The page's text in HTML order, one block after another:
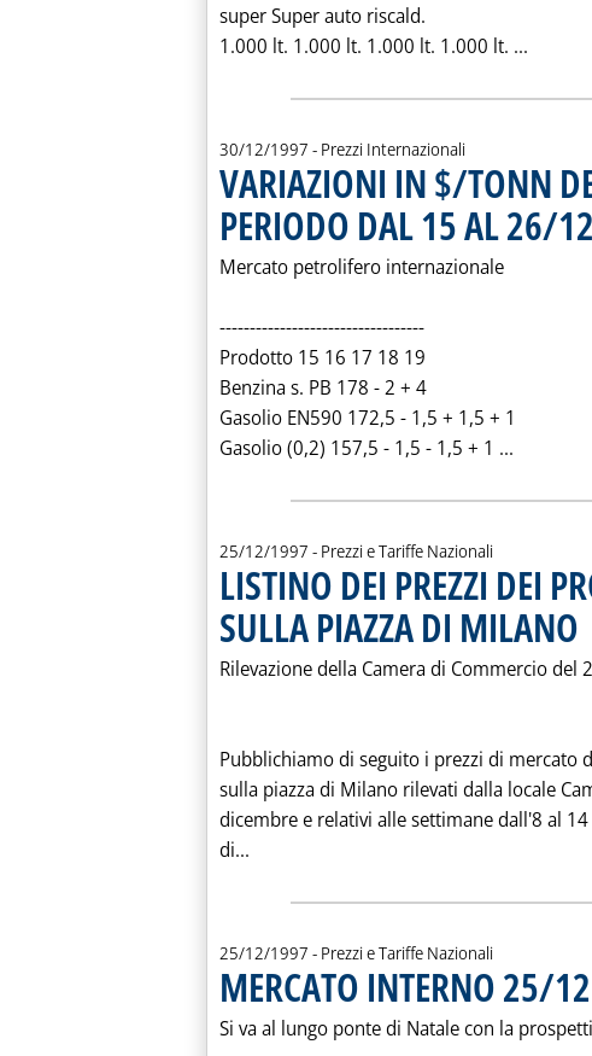
super Super auto riscald.
1.000 lt. 1.000 lt. 1.000 lt. 1.000 lt. ... Leggi
30/12/1997 - Prezzi Internazionali
VARIAZIONI IN $/TONN
PERIODO DAL 15 AL 26/12
Mercato petrolifero internazionale
----------------------------------
Prodotto 15 16 17 18 19
Benzina s. PB 178 - 2 + 4
Gasolio EN590 172,5 - 1,5 + 1,5 + 1
Gasolio (0,2) 157,5 - 1,5 - 1,5 + 1 ... Leggi
25/12/1997 - Prezzi e Tariffe Nazionali
LISTINO DEI PREZZI DEI
SULLA PIAZZA DI MILANO
Rilevazione della Camera di Commercio del
Pubblichiamo di seguito i prezzi di mercato
sulla piazza di Milano rilevati dalla locale
dicembre e relativi alle settimane dall'8 al
di...
25/12/1997 - Prezzi e Tariffe Nazionali
MERCATO INTERNO 25/12
Si va al lungo ponte di Natale con la